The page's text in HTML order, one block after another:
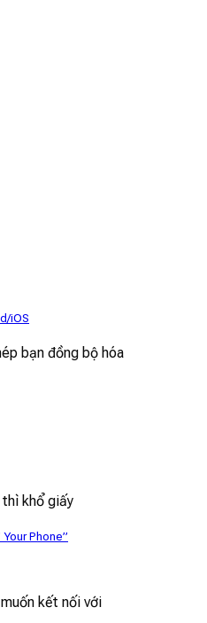
iOS
bạn đồng bộ hóa
khổ giấy
Phone”
kết nối với